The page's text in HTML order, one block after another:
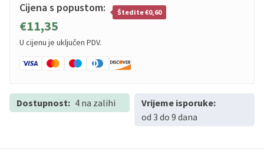
Cijena s popustom:
€11,35
Štedite €0,60
U cijenu je uključen PDV.
Dostupnost: 4 na zalihi
Vrijeme isporuke:
od 3 do 9 dana